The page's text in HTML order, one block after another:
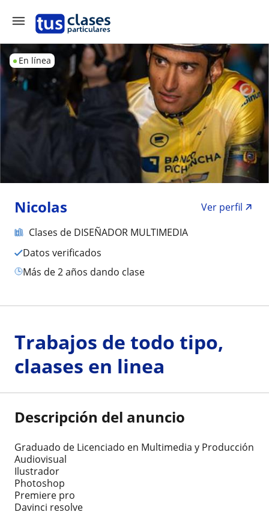
En línea
Nicolas
Ver perfil
Clases de DISEÑADOR MULTIMEDIA
Datos verificados
más de 2 años dando clase
Trabajos de todo tipo,
claases en linea
Descripción del anuncio
Graduado de Licenciado en Multimedia y Producción
Audiovisual
Ilustrador
Photoshop
Premiere pro
Davinci resolve